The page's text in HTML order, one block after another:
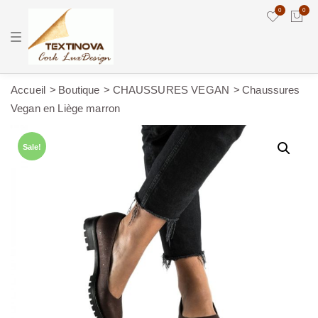
T
e
a
g
a
0 0
Accueil Boutique CHAUSSURES VEGAN
Chaussures
Vegan en Liège marron
Sale!